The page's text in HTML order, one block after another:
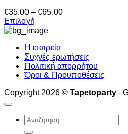
€35.00 – €65.00Price
Επιλογή
Αυτό
προϊόν
έχει
πολλαπλές
παραλλαγές.
επιλογές
μπορούν
επιλεγούν
Η εταιρεία
Συχνές ερωτήσεις
Πολιτική απορρήτου
Όροι & Προυποθέσεις
Copyright 2026 © Tapetoparty -
Αναζήτηση
για: